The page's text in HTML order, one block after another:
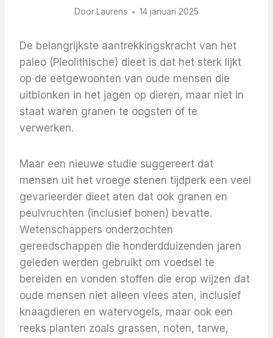
Door Laurens 14 januari 2025
De belangrijkste aantrekkingskracht van het
paleo (Pleolithische) dieet is dat het sterk lijkt
op de eetgewoonten van oude mensen die
uitblonken in het jagen op dieren, maar niet in
staat waren granen te oogsten of te
verwerken.
Maar een nieuwe studie suggereert dat
mensen uit het vroege stenen tijdperk een veel
gevarieerder dieet aten dat ook granen en
peulvruchten (inclusief bonen) bevatte.
Wetenschappers onderzochten
gereedschappen die honderdduizenden jaren
geleden werden gebruikt om voedsel te
bereiden en vonden stoffen die erop wijzen dat
oude mensen niet alleen vlees aten, inclusief
knaagdieren en watervogels, maar ook een
reeks planten zoals grassen, noten, tarwe,